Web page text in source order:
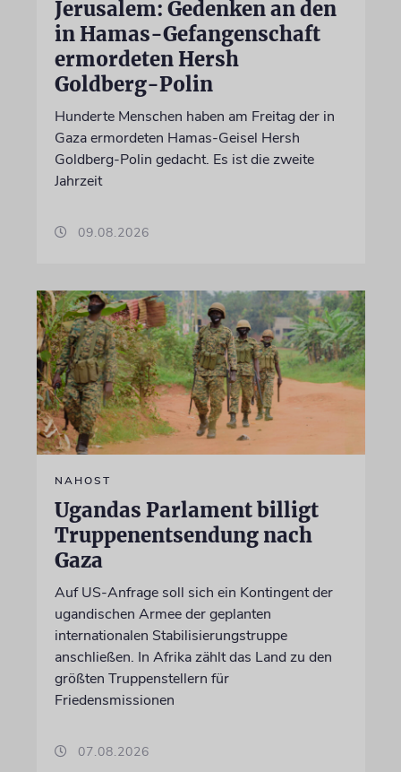
Jerusalem: Gedenken an den
in Hamas-Gefangenschaft
ermordeten Hersh
Goldberg-Polin
Hunderte Menschen haben am Freitag der in
Gaza ermordeten Hamas-Geisel Hersh
Goldberg-Polin gedacht. Es ist die zweite
Jahrzeit
09.08.2026
NAHOST
Ugandas Parlament billigt
Truppenentsendung nach
Gaza
Auf US-Anfrage soll sich ein Kontingent der
ugandischen Armee der geplanten
internationalen Stabilisierungstruppe
anschließen. In Afrika zählt das Land zu den
größten Truppenstellern für
Friedensmissionen
07.08.2026